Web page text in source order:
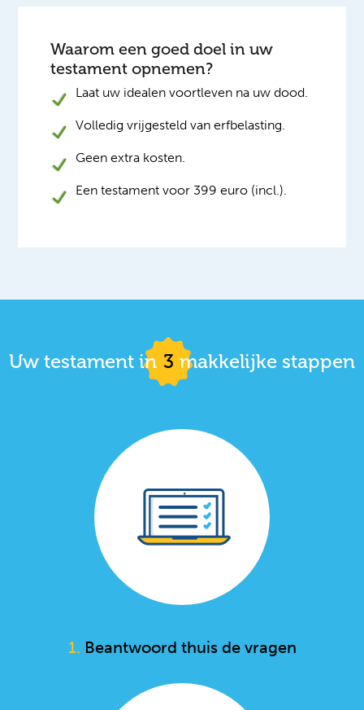
Waarom een goed doel in uw
testament opnemen?
Laat uw idealen voortleven na uw dood.
Volledig vrijgesteld van erfbelasting.
Geen extra kosten.
Een testament voor 399 euro (incl.).
Uw testament in 3 makkelijke stappen
1. Beantwoord thuis de vragen